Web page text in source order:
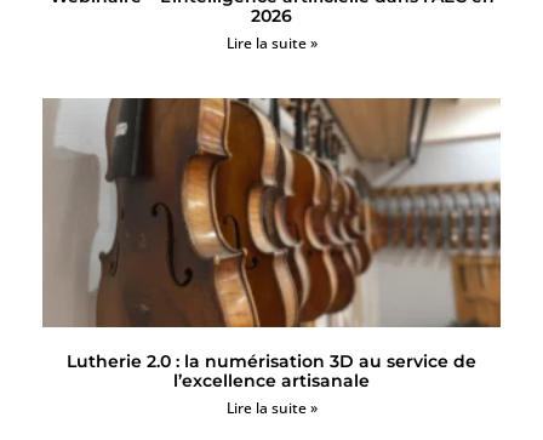
2026
Lire la suite »
Lutherie 2.0 : la numérisation 3D au service de
l’excellence artisanale
Lire la suite »